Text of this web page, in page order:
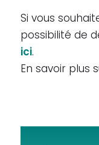
Si vous
possibilité de
ici.
En savoir plus